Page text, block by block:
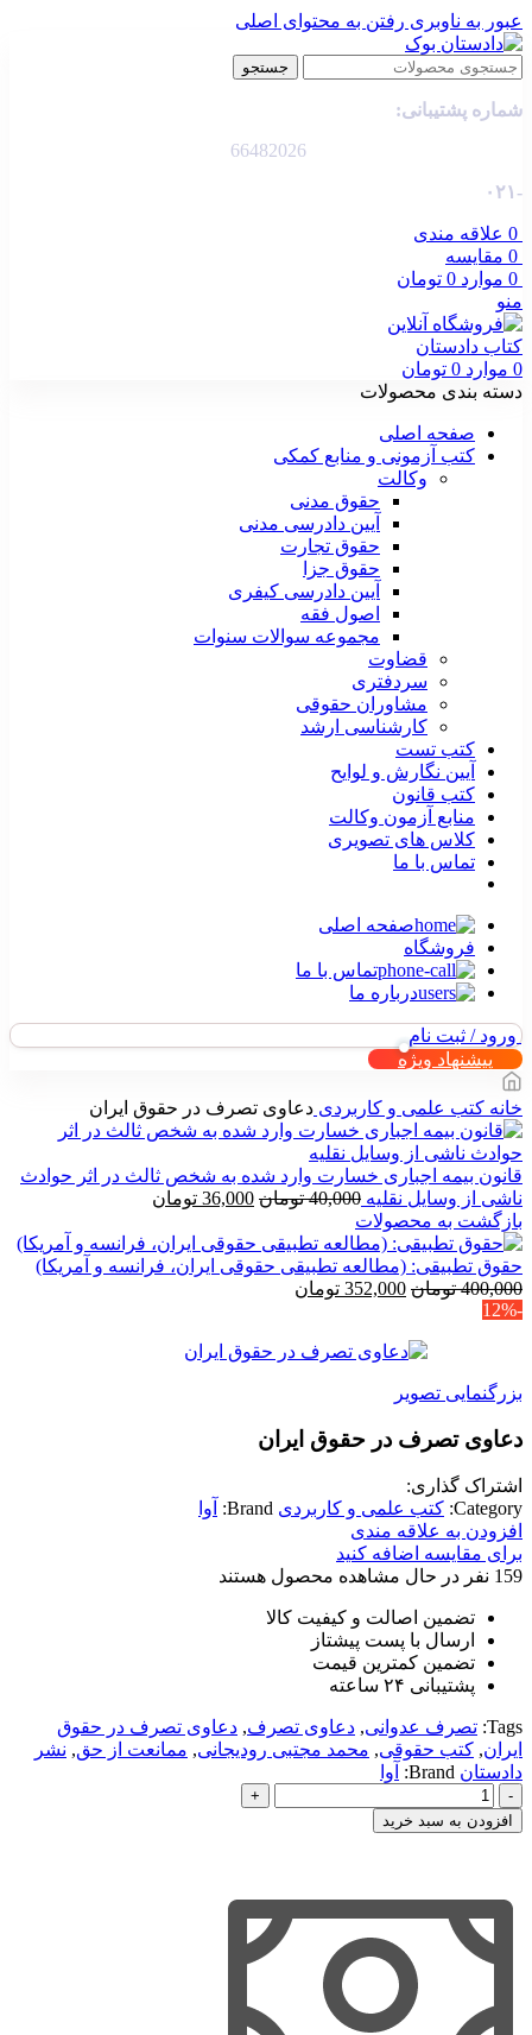
عبور به ناوبری رفتن به محتوای اصلی
جستجو
شماره پشتیبانی:
66482026
-۰۲۱
0 علاقه مندی
0 مقایسه
0 موارد 0 تومان
منو
0 موارد 0 تومان
دسته بندی محصولات
صفحه اصلی
کتب آزمونی و منابع کمکی
وکالت
حقوق مدنی
آیین دادرسی مدنی
حقوق تجارت
حقوق جزا
آیین دادرسی کیفری
اصول فقه
مجموعه سوالات سنوات
قضاوت
سردفتری
مشاوران حقوقی
کارشناسی ارشد
کتب تست
آیین نگارش و لوایح
کتب قانون
منابع آزمون وکالت
کلاس های تصویری
تماس با ما
صفحه اصلی
فروشگاه
تماس با ما
درباره ما
ورود / ثبت نام
پیشنهاد ویژه
خانه کتب علمی و کاربردی دعاوی تصرف در حقوق ایران
قانون بیمه اجباری خسارت وارد شده به شخص ثالث در اثر حوادث
ناشی از وسایل نقلیه 40,000 تومان قیمت
40,000 تومان
بود.
36,000 تومان
36,000 تومان
است.
بازگشت به محصولات
حقوق تطبیقی: (مطالعه تطبیقی حقوقی ایران، فرانسه و آمریکا)
400,000 تومان قیمت
بود.
352,000 تومان
است.
-12%
بزرگنمایی تصویر
دعاوی تصرف در حقوق ایران
اشتراک گذاری:
Category: کتب علمی و کاربردی Brand:
آوا
افزودن به علاقه مندی
برای مقایسه اضافه کنید
159 نفر در حال مشاهده محصول هستند
تضمین اصالت و کیفیت کالا
ارسال با پست پیشتاز
تضمین کمترین قیمت
پشتیبانی ۲۴ ساعته
Tags: تصرف عدوانی, دعاوی تصرف, دعاوی تصرف در حقوق
ایران, کتب حقوقی, محمد مجتبی رودیجانی, ممانعت از حق, نشر
دادستان Brand:
آوا
دعاوی
تصرف
در
عدد
افزودن به سبد خرید